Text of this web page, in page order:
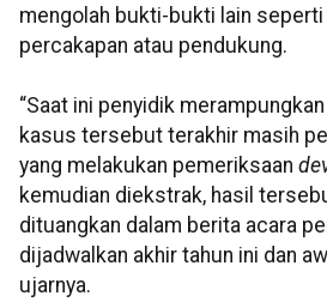
mengolah bukti-bukti lain seperti
percakapan atau pendukung.
“Saat ini penyidik
kasus tersebut terakhir masih
yang melakukan pemeriksaan
kemudian diekstrak, hasil
dituangkan dalam berita acara
dijadwalkan akhir tahun ini dan
ujarnya.